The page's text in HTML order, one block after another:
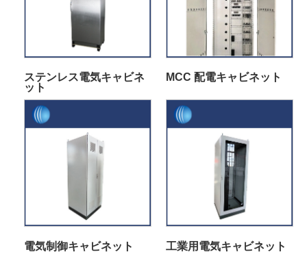
ステンレス電気キャビネ
ット
MCC 配電キャビネット
電気制御キャビネット 工業用電気キャビネット